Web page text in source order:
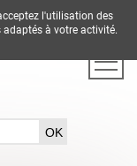
DE EN ES FR IT
l'utilisation des
adaptés à votre activité.